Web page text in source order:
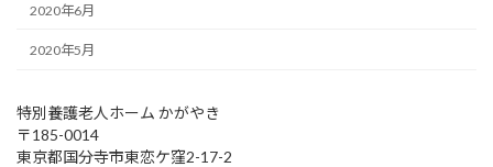
2020年6月
2020年5月
特別養護老人ホーム かがやき
〒185-0014
東京都国分寺市東恋ケ窪2-17-2